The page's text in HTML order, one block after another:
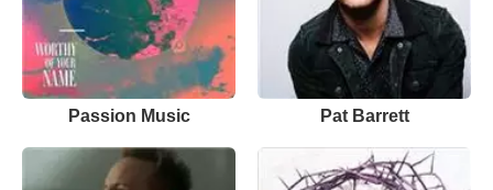
Passion Music Pat Barrett